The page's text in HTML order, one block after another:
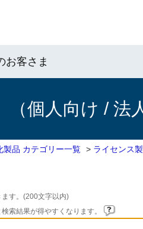
お客さま
個人向け / 法
製品 カテゴリー一覧 > ライセンス
す。(200文字以内)
索結果が得やすくなります。